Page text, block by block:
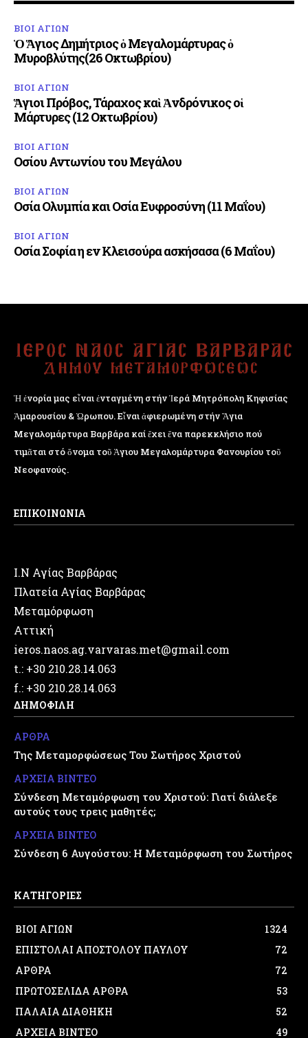
ΒΙΟΙ ΑΓΙΩΝ
Ὁ Ἅγιος Δημήτριος ὁ Μεγαλομάρτυρας ὁ
Μυροβλύτης(26 Οκτωβρίου)
ΒΙΟΙ ΑΓΙΩΝ
Ἅγιοι Πρόβος, Τάραχος καὶ Ἀνδρόνικος οἱ
Μάρτυρες (12 Οκτωβρίου)
ΒΙΟΙ ΑΓΙΩΝ
Οσίου Αντωνίου του Μεγάλου
ΒΙΟΙ ΑΓΙΩΝ
Οσία Ολυμπία και Οσία Ευφροσύνη (11 Μαΐου)
ΒΙΟΙ ΑΓΙΩΝ
Οσία Σοφία η εν Κλεισούρα ασκήσασα (6 Μαΐου)
Ἡ ἐνορία μας εἶναι ἐνταγμένη στήν Ἱερά Μητρόπολη Κηφισίας
Ἁμαρουσίου & Ὠρωπου. Εἶναι ἀφιερωμένη στήν Ἅγια
Μεγαλομάρτυρα Βαρβάρα καί ἔχει ἕνα παρεκκλήσιο πού
τιμᾶται στό ὄνομα τοῦ Ἁγιου Μεγαλομάρτυρα Φανουρίου τοῦ
Νεοφανούς.
ΕΠΙΚΟΙΝΩΝΙΑ
Ι.Ν Αγίας Βαρβάρας
Πλατεία Αγίας Βαρβάρας
Μεταμόρφωση
Αττική
ieros.naos.ag.varvaras.met@gmail.com
t.: +30 210.28.14.063
f.: +30 210.28.14.063
ΔΗΜΟΦΙΛΗ
ΑΡΘΡΑ
Της Μεταμορφώσεως Του Σωτήρος Χριστού
ΑΡΧΕΙΑ ΒΙΝΤΕΟ
Σύνδεση Μεταμόρφωση του Χριστού: Γιατί διάλεξε
αυτούς τους τρεις μαθητές;
ΑΡΧΕΙΑ ΒΙΝΤΕΟ
Σύνδεση 6 Αυγούστου: Η Μεταμόρφωση του Σωτήρος
ΚΑΤΗΓΟΡΙΕΣ
ΒΙΟΙ ΑΓΙΩΝ
1324
ΕΠΙΣΤΟΛΑΙ ΑΠΟΣΤΟΛΟΥ ΠΑΥΛΟΥ
72
ΑΡΘΡΑ
72
ΠΡΩΤΟΣΕΛΙΔΑ ΑΡΘΡΑ
53
ΠΑΛΑΙΑ ΔΙΑΘΗΚΗ
52
ΑΡΧΕΙΑ ΒΙΝΤΕΟ
49